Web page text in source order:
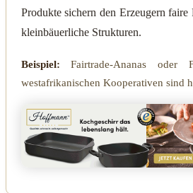
Produkte sichern den Erzeugern faire
kleinbäuerliche Strukturen.
Beispiel: Fairtrade-Ananas oder
westafrikanischen Kooperativen sind